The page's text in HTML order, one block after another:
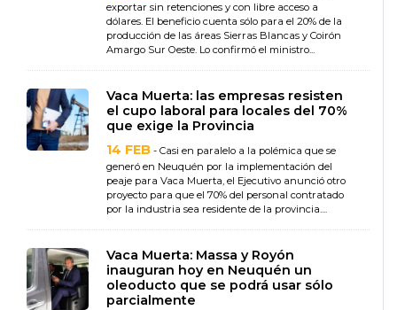
exportar sin retenciones y con libre acceso a
dólares. El beneficio cuenta sólo para el 20% de la
producción de las áreas Sierras Blancas y Coirón
Amargo Sur Oeste. Lo confirmó el ministro...
Vaca Muerta: las empresas resisten
el cupo laboral para locales del 70%
que exige la Provincia
14 FEB - Casi en paralelo a la polémica que se
generó en Neuquén por la implementación del
peaje para Vaca Muerta, el Ejecutivo anunció otro
proyecto para que el 70% del personal contratado
por la industria sea residente de la provincia....
Vaca Muerta: Massa y Royón
inauguran hoy en Neuquén un
oleoducto que se podrá usar sólo
parcialmente